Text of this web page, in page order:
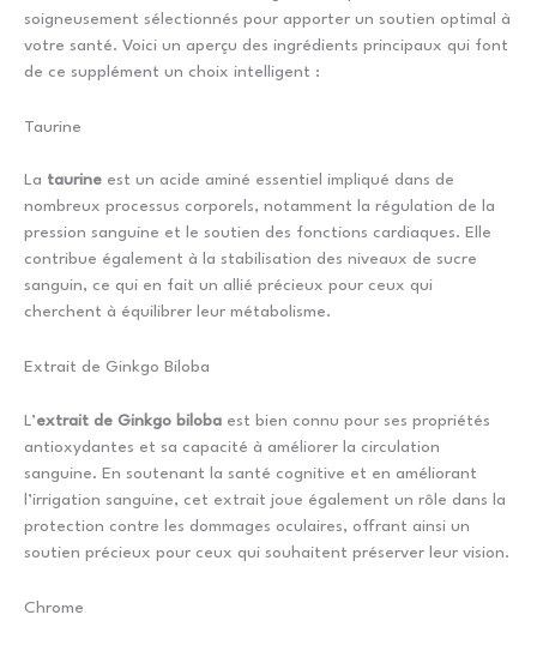
soigneusement sélectionnés pour apporter un soutien optimal à
votre santé. Voici un aperçu des ingrédients principaux qui font
de ce supplément un choix intelligent :
Taurine
La taurine est un acide aminé essentiel impliqué dans de
nombreux processus corporels, notamment la régulation de la
pression sanguine et le soutien des fonctions cardiaques. Elle
contribue également à la stabilisation des niveaux de sucre
sanguin, ce qui en fait un allié précieux pour ceux qui
cherchent à équilibrer leur métabolisme.
Extrait de Ginkgo Biloba
L’extrait de Ginkgo biloba est bien connu pour ses propriétés
antioxydantes et sa capacité à améliorer la circulation
sanguine. En soutenant la santé cognitive et en améliorant
l’irrigation sanguine, cet extrait joue également un rôle dans la
protection contre les dommages oculaires, offrant ainsi un
soutien précieux pour ceux qui souhaitent préserver leur vision.
Chrome